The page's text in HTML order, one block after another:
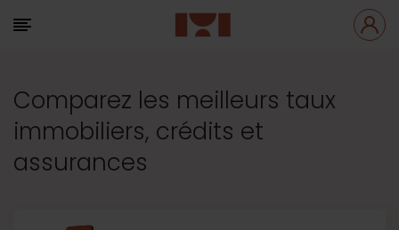
Comparez les meilleurs taux
immobiliers, crédits et
assurances